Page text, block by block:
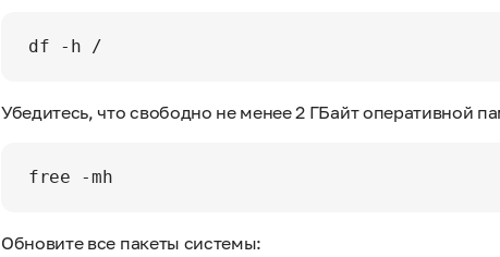
Убедитесь, что свободно не менее 2 ГБайт оперативной
Обновите все пакеты системы: